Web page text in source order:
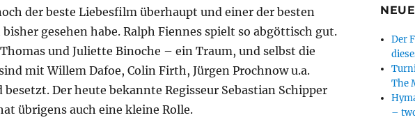
der beste Liebesfilm überhaupt und einer der besten
gesehen habe. Ralph Fiennes spielt so abgöttisch gut.
und Juliette Binoche – ein Traum, und selbst die
mit Willem Dafoe, Colin Firth, Jürgen Prochnow u.a.
Der heute bekannte Regisseur Sebastian Schipper
übrigens auch eine kleine Rolle.
Der
The
–